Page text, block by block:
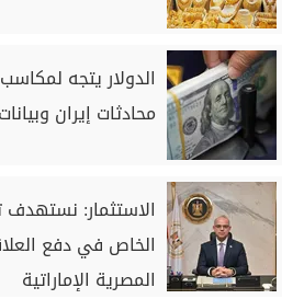
الدولار يتجه
محادثات إيران
الاستثمار:
الخاص في دفع
المصرية الإماراتية